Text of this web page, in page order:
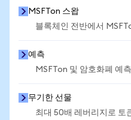
MSFTon 스왑
블록체인 전반에서
예측
MSFTon 및 암호화폐 예
무기한 선물
최대 50배 레버리지로 토